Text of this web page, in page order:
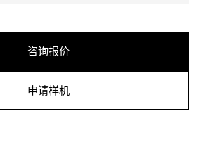
咨询报价
申请样机